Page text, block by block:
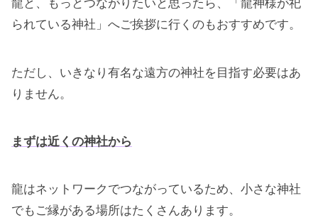
龍と、もっとつながりたいと思ったら、「龍神様が祀
られている神社」へご挨拶に行くのもおすすめです。
ただし、いきなり有名な遠方の神社を目指す必要はあ
りません。
まずは近くの神社から
龍はネットワークでつながっているため、小さな神社
でもご縁がある場所はたくさんあります。